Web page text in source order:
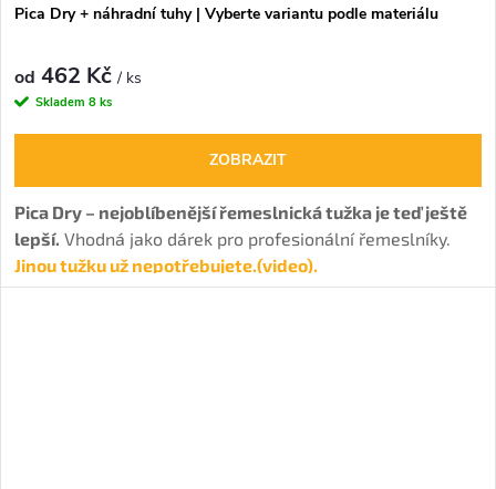
Pica Dry + náhradní tuhy | Vyberte variantu podle materiálu
od 462 Kč/ ks
Skladem 8 ks
ZOBRAZIT
Pica Dry – nejoblíbenější řemeslnická tužka je teď ještě
lepší. Vhodná jako dárek pro profesionální řemeslníky.
Jinou tužku už nepotřebujete.(video).